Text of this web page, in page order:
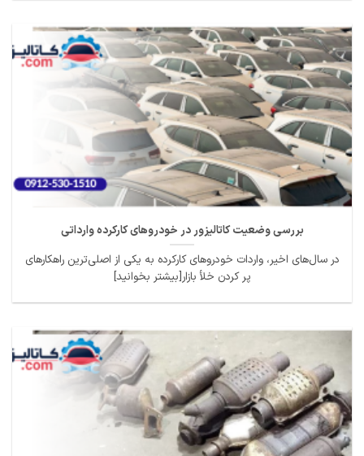
بررسی وضعیت کاتالیزور در خودروهای کارکرده وارداتی
در سال‌های اخیر، واردات خودروهای کارکرده به یکی از اصلی‌ترین راهکارهای
پر کردن خلأ بازار[بیشتر بخوانید]